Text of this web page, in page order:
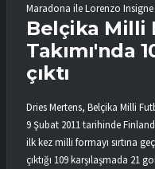
Maradona ile Lorenzo
Belçika Milli
Takımı'nda
çıktı
Dries Mertens, Belçika Milli
9 Şubat 2011 tarihinde
ilk kez milli formayı sırtına
çıktığı 109 karşılaşmada 21